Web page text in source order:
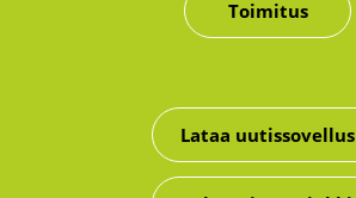
Toimitus
Lataa uutissovellus